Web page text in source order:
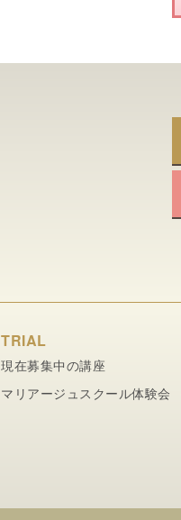
TRIAL
現在募集中の講座
マリアージュスクール体験会